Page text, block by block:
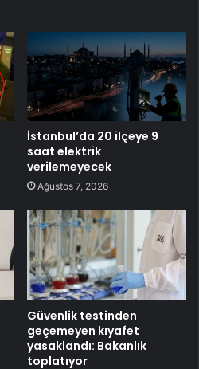
İstanbul’da 20 ilçeye 9
saat elektrik
verilemeyecek
Ağustos 7, 2026
Güvenlik testinden
geçemeyen kıyafet
yasaklandı: Bakanlık
toplatıyor